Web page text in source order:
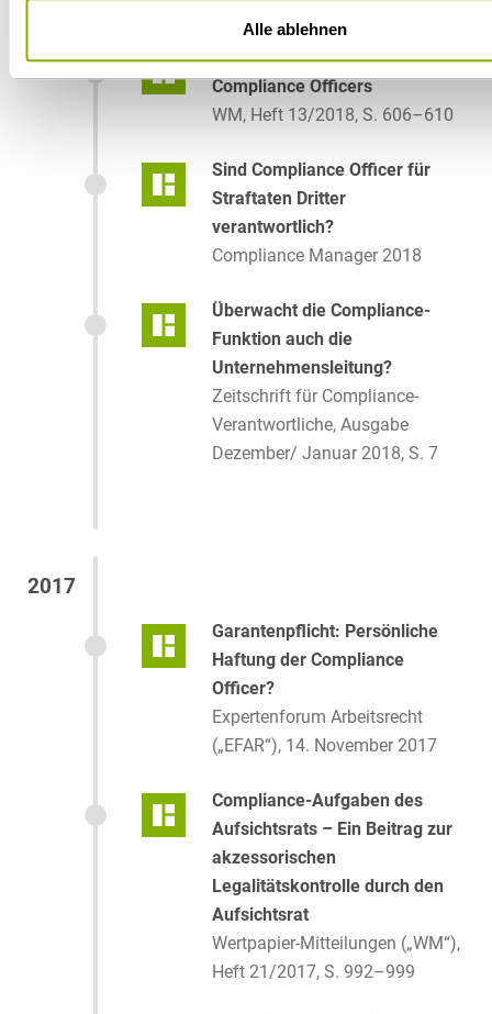
Alle ablehnen
Strafrechtliche Pflichten des
Compliance Officers
WM, Heft 13/2018, S. 606–610
Sind Compliance Officer für
Straftaten Dritter
verantwortlich?
Compliance Manager 2018
Überwacht die Compliance-
Funktion auch die
Unternehmensleitung?
Zeitschrift für Compliance-
Verantwortliche, Ausgabe
Dezember/ Januar 2018, S. 7
2017
Garantenpflicht: Persönliche
Haftung der Compliance
Officer?
Expertenforum Arbeitsrecht
(„EFAR“), 14. November 2017
Compliance-Aufgaben des
Aufsichtsrats – Ein Beitrag zur
akzessorischen
Legalitätskontrolle durch den
Aufsichtsrat
Wertpapier-Mitteilungen („WM“),
Heft 21/2017, S. 992–999